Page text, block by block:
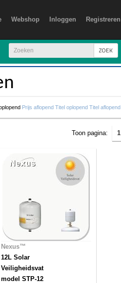
Webshop Inloggen Registreren
ZOEK
Prijs aflopend Titel oplopend Titel aflopend
Toon pagina: 1
Nexus™
12L Solar
Veiligheidsvat
model STP-12